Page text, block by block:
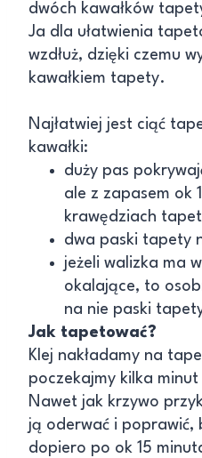
dwóch kawałków
Ja dla ułatwienia
wzdłuż, dzięki czemu
kawałkiem tapety.
Najłatwiej jest ciąć
kawałki:
duży pas
ale z zapasem ok
krawędziach
dwa paski tapety
jeżeli walizka ma
okalające, to
na nie paski
Jak tapetować?
Klej nakładamy na
poczekajmy kilka
Nawet jak krzywo
ją oderwać i poprawić,
dopiero po ok 15